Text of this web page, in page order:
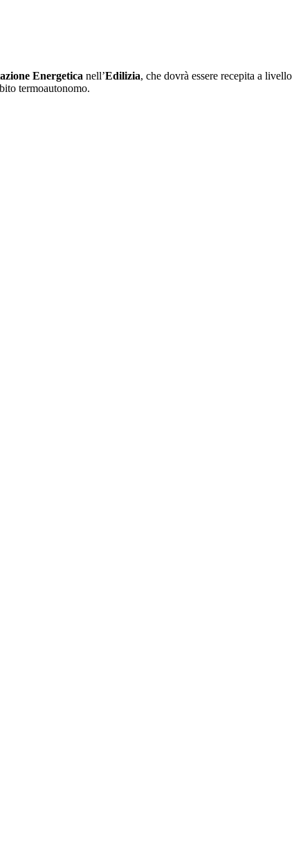
Energetica nell’Edilizia, che dovrà essere recepita a livello
termoautonomo.